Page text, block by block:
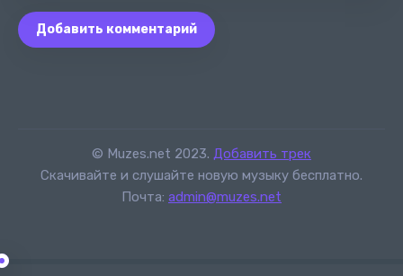
Добавить комментарий
© Muzes.net 2023. Добавить трек
Скачивайте и слушайте новую музыку бесплатно.
Почта: admin@muzes.net